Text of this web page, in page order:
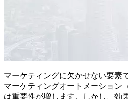
マーケティングに欠かせない要素
マーケティングオートメーション
は重要性が増します。しかし、効